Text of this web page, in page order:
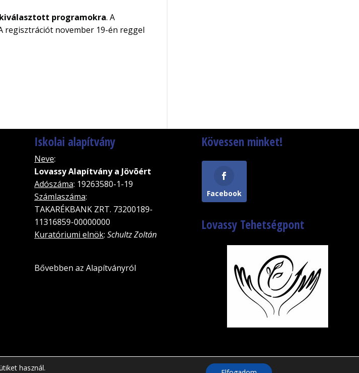
programokra. A
regisztrációt november 19-én reggel
Iskolai alapítvány
Neve:
Lovassy Alapítvány a Jövõért
Adószáma: 19263580-1-19
Számlaszáma:
TAKARÉKBANK ZRT. 73200189-
11316859-00000000
Kuratóriumi elnök: Schultz Zoltán
Bővebben az Alapítványról
Kövessen minket!
Facebook
Lovassy Tehetségpont
használ.